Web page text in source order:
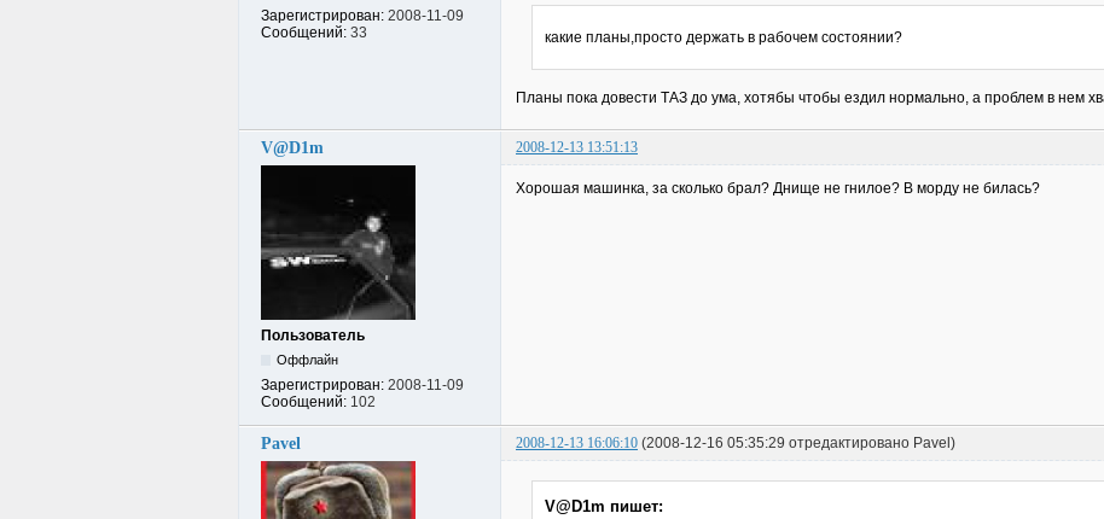
Зарегистрирован: 2008-11-09
Сообщений: 33 какие планы,просто держать в рабочем состоянии?
Планы пока довести ТАЗ до ума, хотябы чтобы ездил нормально, а проблем в нем
V@D1m 2008-12-13 13:51:13
Пользователь
Оффлайн
Зарегистрирован: 2008-11-09
Сообщений: 102
Хорошая машинка, за сколько брал? Днище не гнилое? В морду не билась?
Pavel 2008-12-13 16:06:10 (2008-12-16 05:35:29 отредактировано Pavel)
V@D1m пишет: